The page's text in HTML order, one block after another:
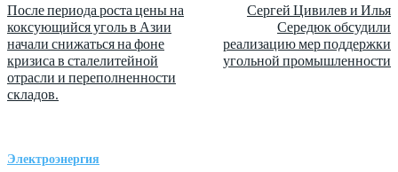
После периода роста цены на
коксующийся уголь в Азии
начали снижаться на фоне
кризиса в сталелитейной
отрасли и переполненности
складов.
Сергей Цивилев и Илья
Середюк обсудили
реализацию мер поддержки
угольной промышленности
Электроэнергия